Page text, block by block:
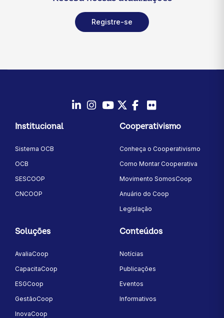
Registre-se
Instagram
YoutubeTwitter/X
Facebook
Institucional
Sistema OCB
OCB
SESCOOP
CNCOOP
Cooperativismo
Conheça o Cooperativismo
Como Montar Cooperativa
Movimento SomosCoop
Anuário do Coop
Legislação
Soluções
AvaliaCoop
CapacitaCoop
ESGCoop
GestãoCoop
InovaCoop
Conteúdos
Notícias
Publicações
Eventos
Informativos